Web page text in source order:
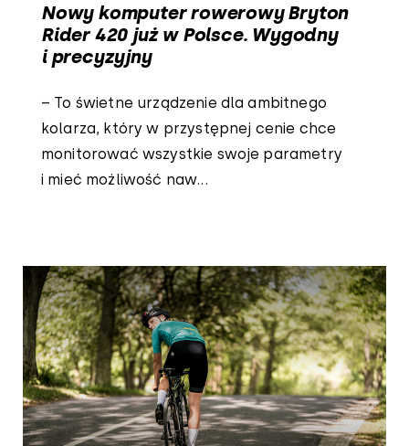
Nowy komputer rowerowy Bryton
Rider 420 już w Polsce. Wygodny
i precyzyjny
– To świetne urządzenie dla ambitnego
kolarza, który w przystępnej cenie chce
monitorować wszystkie swoje parametry
i mieć możliwość naw...